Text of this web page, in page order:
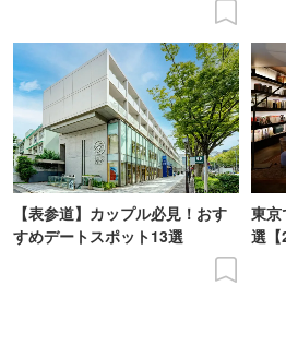
【表参道】カップル必見！おす
すめデートスポット13選
東京
選【